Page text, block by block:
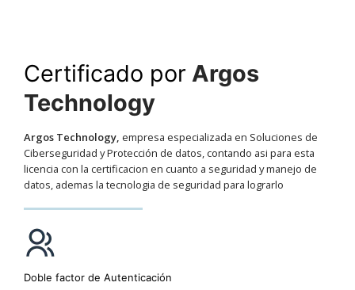
Certificado por Argos
Technology
Argos Technology, empresa especializada en Soluciones de
Ciberseguridad y Protección de datos, contando asi para esta
licencia con la certificacion en cuanto a seguridad y manejo de
datos, ademas la tecnologia de seguridad para lograrlo
Doble factor de Autenticación